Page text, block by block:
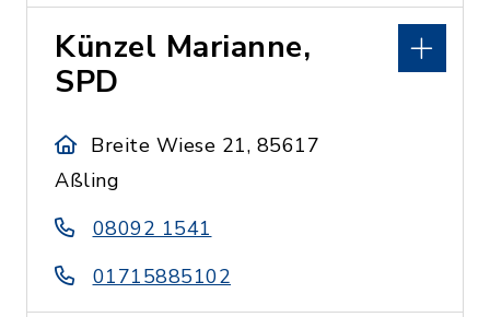
Künzel Marianne,
SPD
Breite Wiese 21, 85617
Aßling
08092 1541
01715885102